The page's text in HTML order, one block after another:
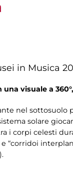
in Musica
visuale a
nel sottosuolo
solare
i corpi celesti
“corridoi